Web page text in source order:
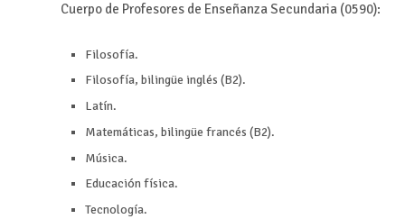
Cuerpo de Profesores de Enseñanza Secundaria (0590):
Filosofía.
Filosofía, bilingüe inglés (B2).
Latín.
Matemáticas, bilingüe francés (B2).
Música.
Educación física.
Tecnología.